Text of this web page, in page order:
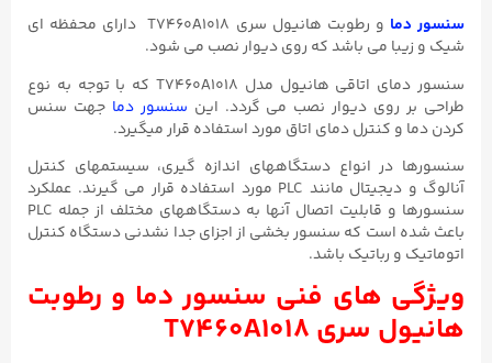
سنسور دما
و رطوبت هانیول سری T7460A1018 دارای محفظه ای
شیک و زیبا می باشد که روی دیوار نصب می شود.
سنسور دمای اتاقی هانیول مدل T7460A1018 که با توجه به نوع
طراحی بر روی دیوار نصب می گردد. این سنسور دما جهت سنس
کردن دما و کنترل دمای اتاق مورد استفاده قرار میگیرد.
سنسورها در انواع دستگاههای اندازه گیری، سیستمهای کنترل
آنالوگ و دیجیتال مانند PLC مورد استفاده قرار می گیرند. عملکرد
سنسورها و قابلیت اتصال آنها به دستگاههای مختلف از جمله PLC
باعث شده است که سنسور بخشی از اجزای جدا نشدنی دستگاه کنترل
اتوماتیک و رباتیک باشد.
ویژگی های فنی سنسور دما و رطوبت
هانیول سری T7460A1018